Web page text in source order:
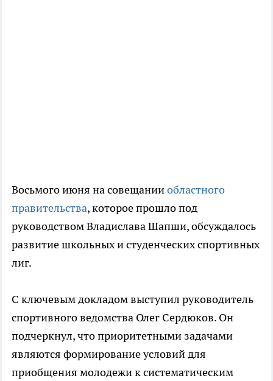
Восьмого июня на совещанииобластного
правительства, которое прошло под
руководством Владислава Шапши, обсуждалось
развитие школьных и студенческих спортивных
лиг.
С ключевым докладом выступил руководитель
спортивного ведомства Олег Сердюков. Он
подчеркнул, что приоритетными задачами
являются формирование условий для
приобщения молодежи к систематическим